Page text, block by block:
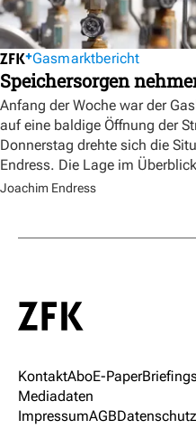
Gasmarktbericht
Speichersorgen
Anfang der Woche war der
auf eine baldige Öffnung der
Donnerstag drehte sich die
Endress. Die Lage im
Joachim Endress
KontaktAboE-Paper
Mediadaten
ImpressumAGBDatenschutz